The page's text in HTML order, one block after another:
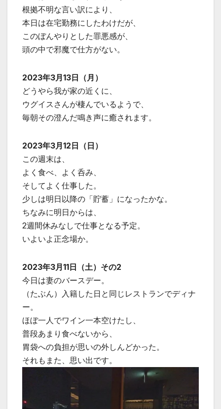
根拠不明な言い訳により、
本日は在宅勤務にしたわけだが、
このぼんやりとした罪悪感が、
頭の中で邪魔で仕方がない。
2023年3月13日（月）
どうやら我が家の近くに、
ウグイスさんが棲んでいるようで、
毎朝その澄んだ鳴き声に癒されます。
2023年3月12日（日）
この週末は、
よく食べ、よく呑み、
そしてよく仕事した。
少しは明日以降の「貯蓄」になったかな。
ちなみに明日からは、
2週間休みなしで仕事となる予定。
いよいよ正念場か。
2023年3月11日（土）その2
今日は妻のバースデー。
（たぶん）入籍した日と同じレストランでディナ
ー。
ほぼ一人でワイン一本空けたし、
普段あまり食べないから、
胃袋への負担が思いの外しんどかった。
それもまた、思い出です。